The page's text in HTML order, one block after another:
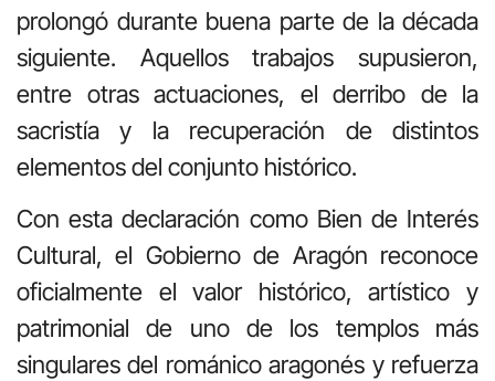
prolongó durante buena parte de la década
siguiente. Aquellos trabajos supusieron,
entre otras actuaciones, el derribo de la
sacristía y la recuperación de distintos
elementos del conjunto histórico.
Con esta declaración como Bien de Interés
Cultural, el Gobierno de Aragón reconoce
oficialmente el valor histórico, artístico y
patrimonial de uno de los templos más
singulares del románico aragonés y refuerza